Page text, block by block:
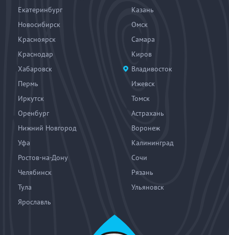
Екатеринбург
Казань
Новосибирск
Омск
Красноярск
Самара
Краснодар
Киров
Хабаровск
Владивосток
Пермь
Ижевск
Иркутск
Томск
Оренбург
Астрахань
Нижний Новгород
Воронеж
Уфа
Калининград
Ростов-на-Дону
Сочи
Челябинск
Рязань
Тула
Ульяновск
Ярославль